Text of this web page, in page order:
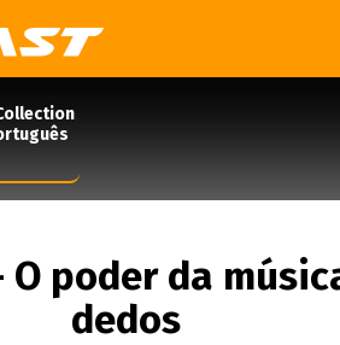
O poder da
dedos